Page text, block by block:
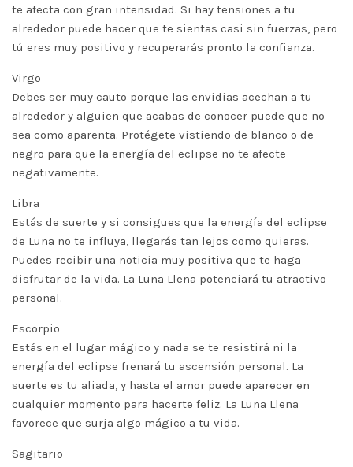
te afecta con gran intensidad. Si hay tensiones a tu
alrededor puede hacer que te sientas casi sin fuerzas, pero
tú eres muy positivo y recuperarás pronto la confianza.
Virgo
Debes ser muy cauto porque las envidias acechan a tu
alrededor y alguien que acabas de conocer puede que no
sea como aparenta. Protégete vistiendo de blanco o de
negro para que la energía del eclipse no te afecte
negativamente.
Libra
Estás de suerte y si consigues que la energía del eclipse
de Luna no te influya, llegarás tan lejos como quieras.
Puedes recibir una noticia muy positiva que te haga
disfrutar de la vida. La Luna Llena potenciará tu atractivo
personal.
Escorpio
Estás en el lugar mágico y nada se te resistirá ni la
energía del eclipse frenará tu ascensión personal. La
suerte es tu aliada, y hasta el amor puede aparecer en
cualquier momento para hacerte feliz. La Luna Llena
favorece que surja algo mágico a tu vida.
Sagitario